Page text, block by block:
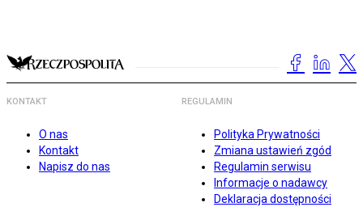
KONTAKT
O nas
Kontakt
Napisz do nas
REGULAMIN
Polityka Prywatności
Zmiana ustawień zgód
Regulamin serwisu
Informacje o nadawcy
Deklaracja dostępności